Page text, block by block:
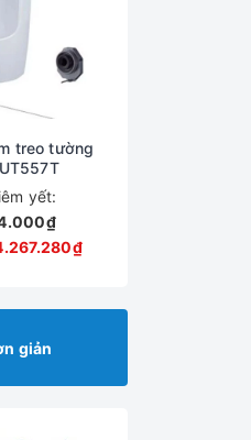
treo tường
yết:
giản